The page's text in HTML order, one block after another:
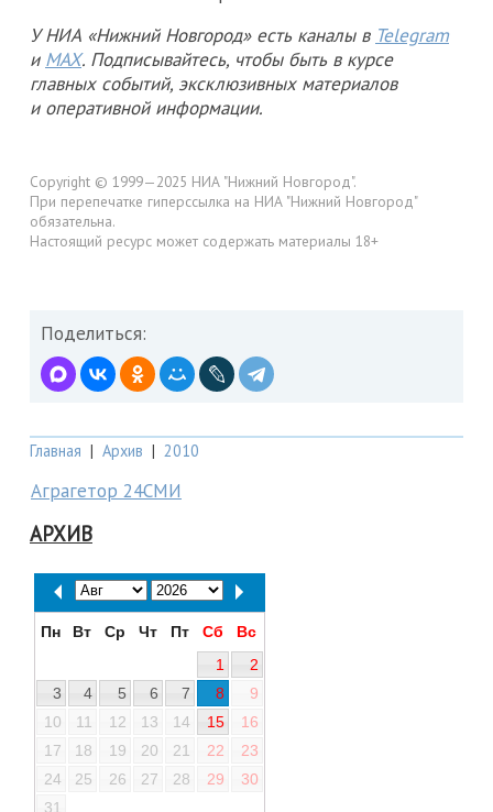
У НИА «Нижний Новгород» есть каналы в Telegram
и MAX. Подписывайтесь, чтобы быть в курсе
главных событий, эксклюзивных материалов
и оперативной информации.
Copyright © 1999—2025 НИА "Нижний Новгород".
При перепечатке гиперссылка на НИА "Нижний Новгород"
обязательна.
Настоящий ресурс может содержать материалы 18+
Поделиться:
Главная | Архив | 2010
Аграгетор 24СМИ
АРХИВ
Пн Вт Ср Чт Пт Сб
Вс
1
2
3
4 5 6 7 8
9
10
11 12 13 14 15
16
17
18 19 20 21 22
23
24
25 26 27 28 29
30
31